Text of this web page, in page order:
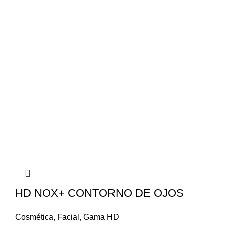
HD NOX+ CONTORNO DE OJOS
Cosmética, Facial , Gama HD